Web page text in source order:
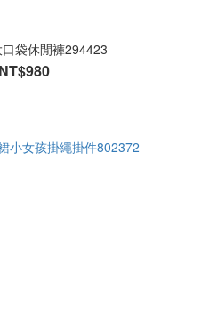
袋休閒褲294423
NT$980